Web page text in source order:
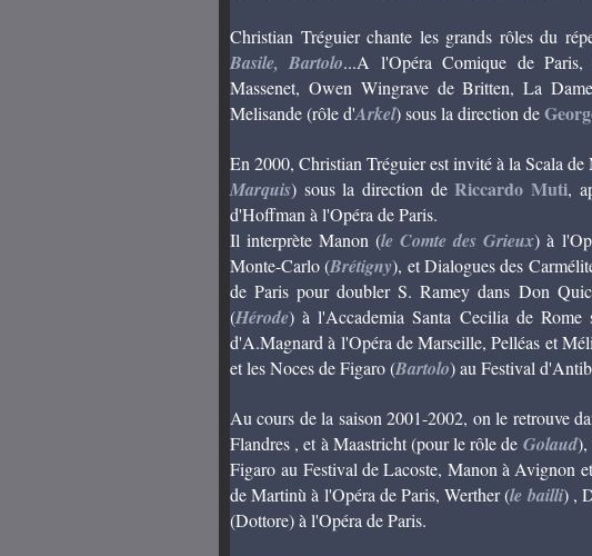
Christian Tréguier chante les grands rôles du
Basile, Bartolo...A l'Opéra Comique de
Massenet, Owen Wingrave de Britten, La
Melisande (rôle d'Arkel) sous la direction de
En 2000, Christian Tréguier est invité à la Scala
Marquis) sous la direction deRiccardo Muti,
d'Hoffman à l'Opéra de Paris.
Il interprète Manon (le Comte des Grieux) à
Monte-Carlo (Brétigny), et Dialogues des
de Paris pour doubler S. Ramey dans Don
(Hérode) à l'Accademia Santa Cecilia de
d'A.Magnard à l'Opéra de Marseille, Pelléas et
et les Noces de Figaro (Bartolo) au Festival
Au cours de la saison 2001-2002, on le retrouve
Flandres , et à Maastricht (pour le rôle de Golaud),
Figaro au Festival de Lacoste, Manon à Avignon
de Martinù à l'Opéra de Paris, Werther (le bailli) ,
(Dottore) à l'Opéra de Paris.